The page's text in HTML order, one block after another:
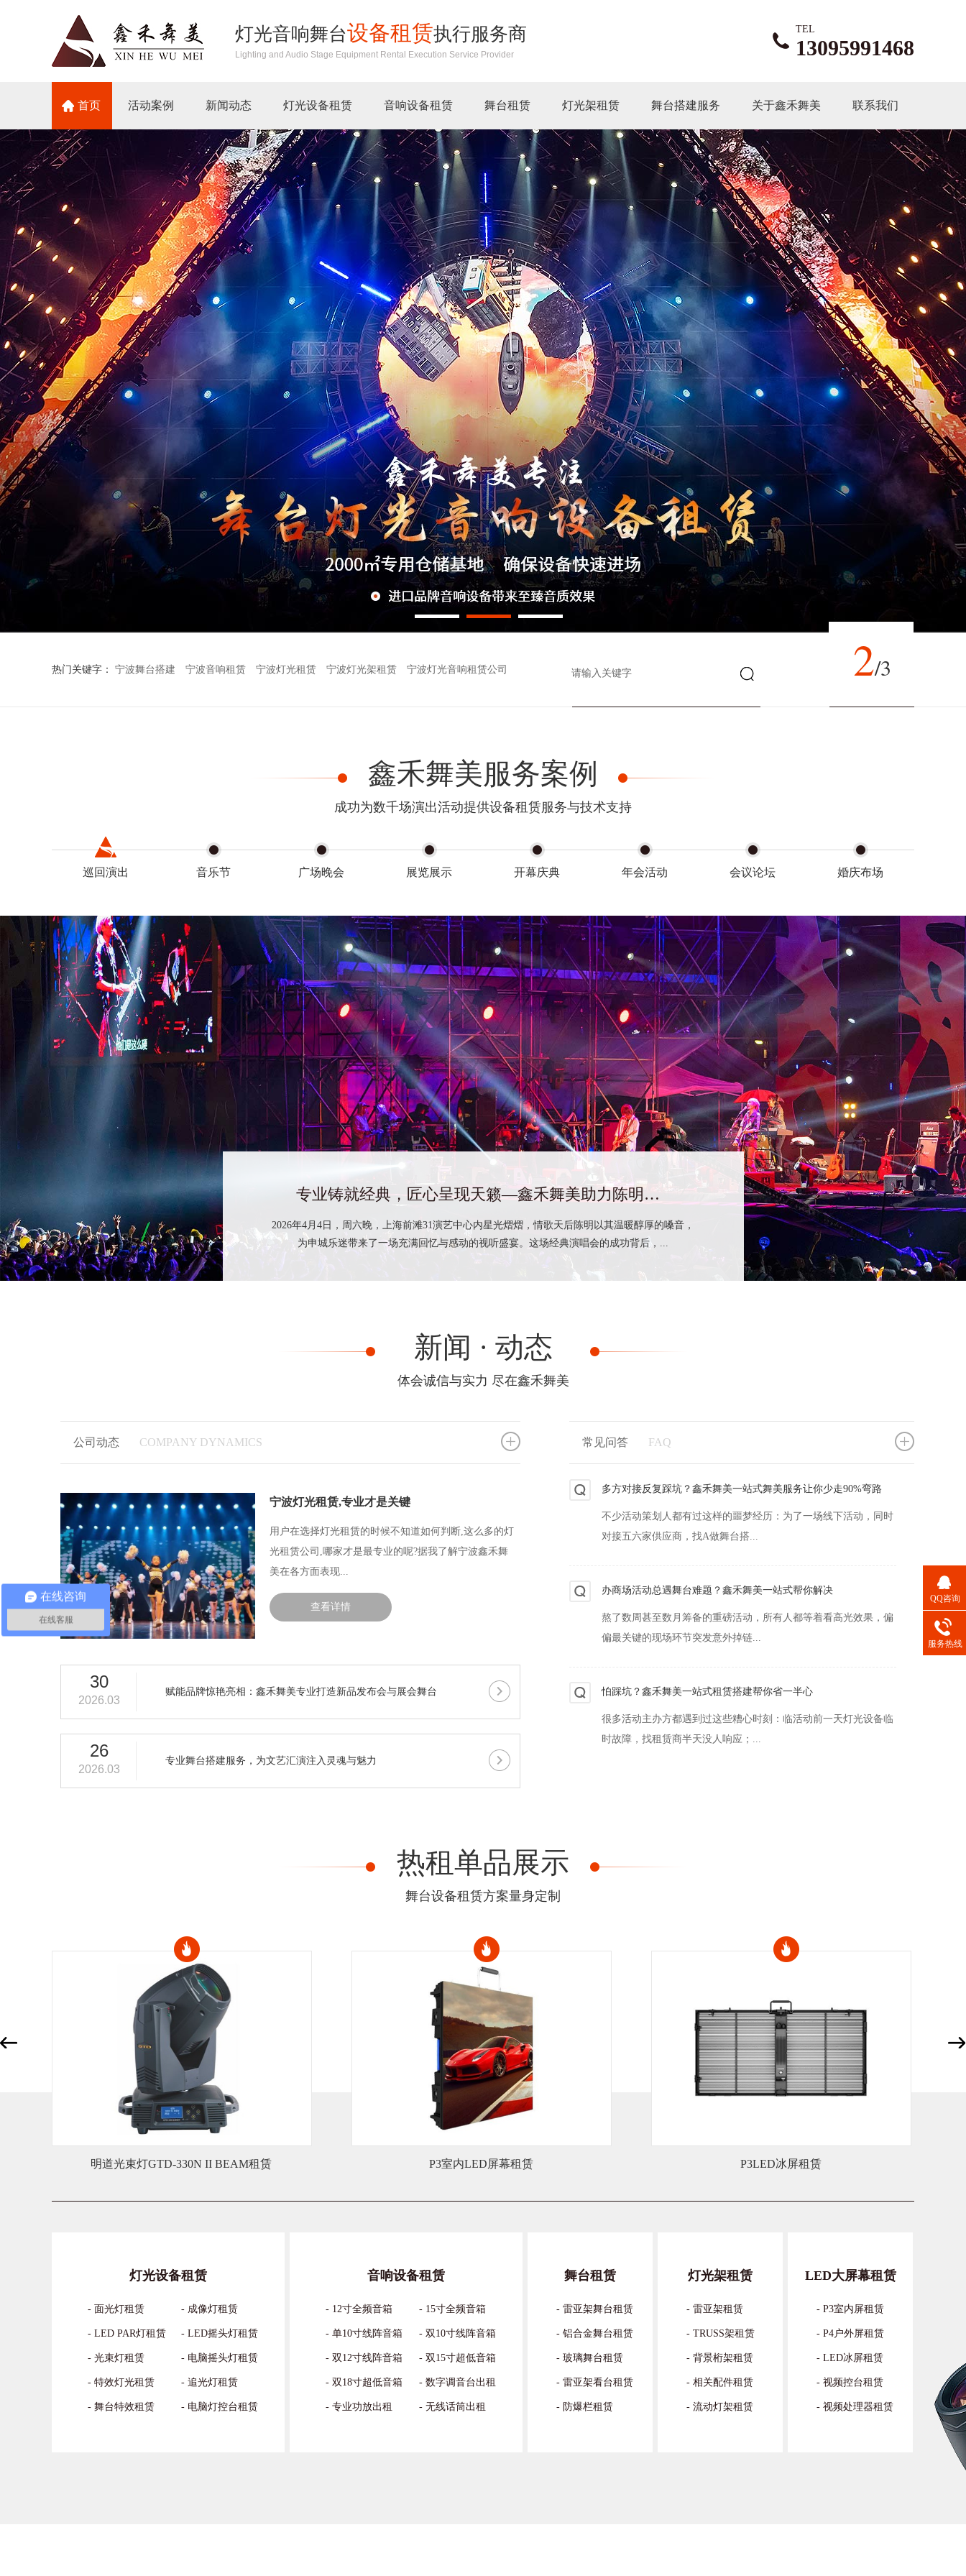
灯光音响舞台设备租赁执行服务商
Lighting and Audio Stage Equipment Rental Execution Service Provider
TEL
13095991468
首页 活动案例 新闻动态 灯光设备租赁 音响设备租赁 舞台租赁 灯光架租赁 舞台搭建服务 关于鑫禾舞美 联系我们
3/3
热门关键字： 宁波舞台搭建 宁波音响租赁 宁波灯光租赁 宁波灯光架租赁 宁波灯光音响租赁公司
鑫禾舞美服务案例
成功为数千场演出活动提供设备租赁服务与技术支持
巡回演出 音乐节 广场晚会 展览展示 开幕庆典 年会活动 会议论坛 婚庆布场
专业铸就经典，匠心呈现天籁—鑫禾舞美助力陈明演唱会圆满落幕
2026年4月4日，周六晚，上海前滩31演艺中心内星光熠熠，情歌天后陈明以其温暖醇厚的嗓音，
为申城乐迷带来了一场充满回忆与感动的视听盛宴。这场经典演唱会的成功背后，...
新闻 · 动态
体会诚信与实力 尽在鑫禾舞美
公司动态 COMPANY DYNAMICS
宁波灯光租赁,专业才是关键
用户在选择灯光租赁的时候不知道如何判断,这么多的灯
光租赁公司,哪家才是最专业的呢?据我了解宁波鑫禾舞
美在各方面表现...
查看详情
30
2026.03
赋能品牌惊艳亮相：鑫禾舞美专业打造新品发布会与展会舞台
26
2026.03
专业舞台搭建服务，为文艺汇演注入灵魂与魅力
常见问答 FAQ
您的活动成功，不应败于“拼凑”的舞台——选择一站式，选择省心
您在筹备活动时，是否曾遇到这样的困境？音响需要找A公司，灯
光需要找B公司，舞台搭建又要协...
从年会到商演：宁波本地舞美租赁如何让每一场活动都出彩
在宁波的企业年会、品牌发布会、户外商演等各类活动现场，一套
稳定出彩的舞美设备，往往是决定...
专业舞台设备租赁，打造沉浸式音乐节现场
当音乐节的音浪穿透夏夜、荧光海随节拍起伏，每一场让观众记忆
别让“临时凑出来的设备”，拖垮你筹备了3个月的线下活动
不少活动策划人都有过这样的噩梦经历：为了一场线下活动，同时
熬了数周甚至数月筹备的重磅活动，所有人都等着看高光效果，偏
很多活动主办方都遇到过这些糟心时刻：临活动前一天灯光设备临
商业活动舞美总踩坑？鑫禾一站式方案帮您避坑
供应商互相推诿，舞台不稳漏光没...
您的活动成功，不应败于“拼凑”的舞台——选择一站式，选择省心
您在筹备活动时，是否曾遇到这样的困境？音响需要找A公司，灯
从年会到商演：宁波本地舞美租赁如何让每一场活动都出彩
深刻的狂欢背后，都藏着一套专业...
别让“临时凑出来的设备”，拖垮你筹备了3个月的线下活动
的成本？为了省一点预算，找了报...
热租单品展示
舞台设备租赁方案量身定制
P3室内LED屏幕租赁 P3LED冰屏租赁 明道切割灯 GTD-1500 II PROFILE租赁
灯光设备租赁
- 面光灯租赁 - 成像灯租赁
- LED PAR灯租赁 - LED摇头灯租赁
- 光束灯租赁 - 电脑摇头灯租赁
- 特效灯光租赁 - 追光灯租赁
- 舞台特效租赁 - 电脑灯控台租赁
音响设备租赁
- 12寸全频音箱 - 15寸全频音箱
- 单10寸线阵音箱 - 双10寸线阵音箱
- 双12寸线阵音箱 - 双15寸超低音箱
- 双18寸超低音箱 - 数字调音台出租
- 专业功放出租 - 无线话筒出租
舞台租赁
- 雷亚架舞台租赁
- 铝合金舞台租赁
- 玻璃舞台租赁
- 雷亚架看台租赁
- 防爆栏租赁
灯光架租赁
- 雷亚架租赁
- TRUSS架租赁
- 背景桁架租赁
- 相关配件租赁
- 流动灯架租赁
LED大屏幕租赁
- P3室内屏租赁
- P4户外屏租赁
- LED冰屏租赁
- 视频控台租赁
- 视频处理器租赁
QQ咨询
服务热线
在线咨询
在线客服